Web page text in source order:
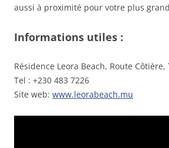
aussi à proximité pour votre plus
Informations utiles :
Résidence Leora Beach, Route Côtière,
Tel : +230 483 7226
Site web: www.leorabeach.mu